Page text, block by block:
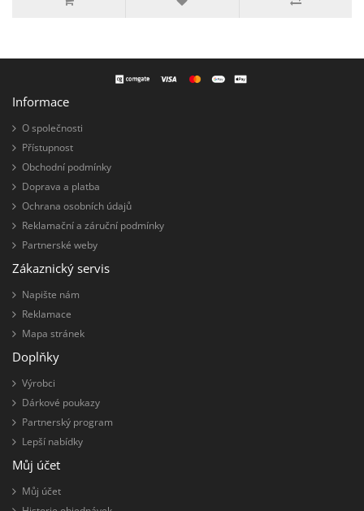
Informace
O společnosti
Přístupnost
Obchodní podmínky
Doprava a platba
Ochrana osobních údajů
Reklamační a záruční podmínky
Partnerské weby
Zákaznický servis
Napište nám
Reklamace
Mapa stránek
Doplňky
Výrobci
Dárkové poukazy
Partnerský program
Lepší nabídky
Můj účet
Můj účet